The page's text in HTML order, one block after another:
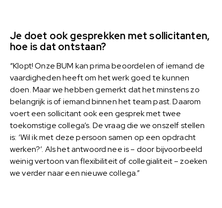
Je doet ook gesprekken met sollicitanten,
hoe is dat ontstaan?
“Klopt! Onze BUM kan prima beoordelen of iemand de
vaardigheden heeft om het werk goed te kunnen
doen. Maar we hebben gemerkt dat het minstens zo
belangrijk is of iemand binnen het team past. Daarom
voert een sollicitant ook een gesprek met twee
toekomstige collega’s. De vraag die we onszelf stellen
is: ‘Wil ik met deze persoon samen op een opdracht
werken?’. Als het antwoord nee is – door bijvoorbeeld
weinig vertoon van flexibiliteit of collegialiteit – zoeken
we verder naar een nieuwe collega.”